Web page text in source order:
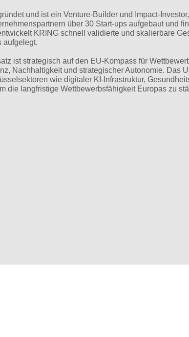
und ist ein Venture-Builder und Impact-
über 30 Start-ups aufgebaut und
KRING schnell validierte und skalierbare
aufgelegt.
ist strategisch auf den EU-Kompass für
Nachhaltigkeit und strategischer Autonomie. Das
wie digitaler KI-Infrastruktur,
die langfristige Wettbewerbsfähigkeit Europas zu